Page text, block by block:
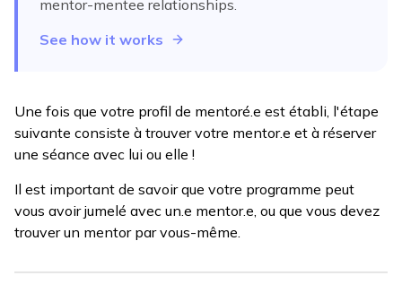
mentor-mentee relationships.
See how it works
Une fois que votre profil de mentoré.e est établi, l'étape
suivante consiste à trouver votre mentor.e et à réserver
une séance avec lui ou elle !
Il est important de savoir que votre programme peut
vous avoir jumelé avec un.e mentor.e, ou que vous devez
trouver un mentor par vous-même.